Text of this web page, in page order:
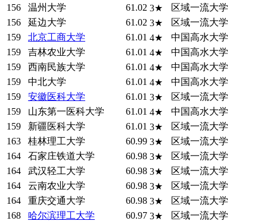
156
温州大学 61.02 3★
区域一流大学
156
延边大学 61.02 3★
区域一流大学
159
北京工商大学 61.01 4★
中国高水大学
159
吉林农业大学 61.01 4★
中国高水大学
159
西南民族大学 61.01 4★
中国高水大学
159
中北大学 61.01 4★
中国高水大学
159
安徽医科大学 61.01 3★
区域一流大学
159
山东第一医科大学 61.01 4★
中国高水大学
159
新疆医科大学 61.01 3★
区域一流大学
163
桂林理工大学 60.99 3★
区域一流大学
164
石家庄铁道大学 60.98 3★
区域一流大学
164
武汉轻工大学 60.98 3★
区域一流大学
164
云南农业大学 60.98 3★
区域一流大学
164
重庆交通大学 60.98 3★
区域一流大学
168
哈尔滨理工大学 60.97 3★
区域一流大学